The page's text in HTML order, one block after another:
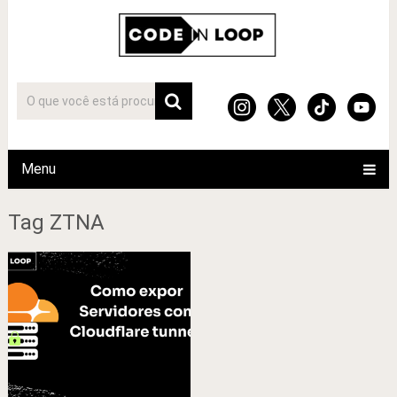
Menu
Tag ZTNA